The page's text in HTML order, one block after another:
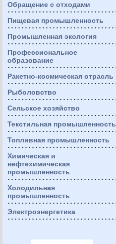
Обращение с отходами
Пищевая промышленность
Промышленная экология
Профессиональное
образование
Ракетно-космическая отрасль
Рыболовство
Сельское хозяйство
Текстильная промышленность
Топливная промышленность
Химическая и
нефтехимическая
промышленность
Холодильная
промышленность
Электроэнергетика